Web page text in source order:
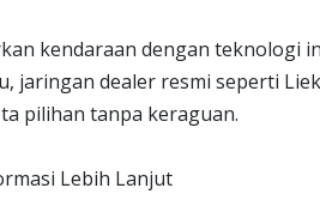
kendaraan dengan teknologi
jaringan dealer resmi seperti
pilihan tanpa keraguan.
Lebih Lanjut